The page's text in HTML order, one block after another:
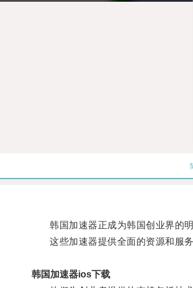
韩国加速器正成为韩国创业界的明
这些加速器提供全面的资源和服务
韩国加速器ios下载